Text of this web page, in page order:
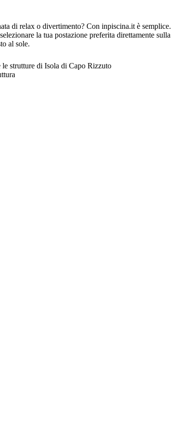
di relax o divertimento? Con inpiscina.it è
la tua postazione preferita direttamente
al sole.
strutture di Isola di Capo Rizzuto